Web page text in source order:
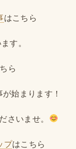
はこちら
す。
ら
始まります！
さいませ。
プはこちら